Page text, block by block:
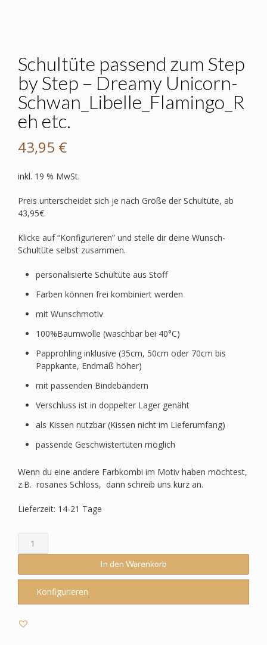
Schultüte passend zum Step
by Step – Dreamy Unicorn-
Schwan_Libelle_Flamingo_R
eh etc.
43,95 €
inkl. 19 % MwSt.
Preis unterscheidet sich je nach Größe der Schultüte, ab
43,95€.
Klicke auf “Konfigurieren” und stelle dir deine Wunsch-
Schultüte selbst zusammen.
personalisierte Schultüte aus Stoff
Farben können frei kombiniert werden
mit Wunschmotiv
100%Baumwolle (waschbar bei 40°C)
Papprohling inklusive (35cm, 50cm oder 70cm bis
Pappkante, Endmaß höher)
mit passenden Bindebändern
Verschluss ist in doppelter Lager genäht
als Kissen nutzbar (Kissen nicht im Lieferumfang)
passende Geschwistertüten möglich
Wenn du eine andere Farbkombi im Motiv haben möchtest,
z.B. rosanes Schloss, dann schreib uns kurz an.
Lieferzeit: 14-21 Tage
Schultüte
passend
Step
Step
Dreamy
In den Warenkorb
Konfigurieren